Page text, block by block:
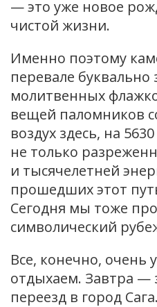
— это уже новое
чистой жизни.
Именно поэтому
перевале
молитвенных
вещей паломников
воздух здесь, на
не только
и тысячелетней
прошедших этот
Сегодня мы тоже
символический
Все, конечно, очень
отдыхаем. Завтра
переезд в город Сага.